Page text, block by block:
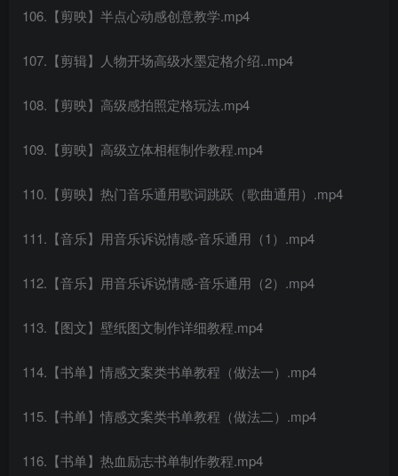
106.【剪映】半点心动感创意教学.mp4
107.【剪辑】人物开场高级水墨定格介绍..mp4
108.【剪映】高级感拍照定格玩法.mp4
109.【剪映】高级立体相框制作教程.mp4
110.【剪映】热门音乐通用歌词跳跃（歌曲通用）.mp4
111.【音乐】用音乐诉说情感-音乐通用（1）.mp4
112.【音乐】用音乐诉说情感-音乐通用（2）.mp4
113.【图文】壁纸图文制作详细教程.mp4
114.【书单】情感文案类书单教程（做法一）.mp4
115.【书单】情感文案类书单教程（做法二）.mp4
116.【书单】热血励志书单制作教程.mp4